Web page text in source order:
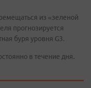
из «зеленой
прогнозируется
буря уровня G3.
в течение дня.